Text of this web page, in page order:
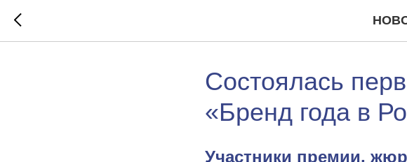
Состоялась
«Бренд года в
Участники премии,